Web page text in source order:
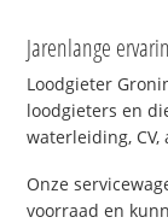
Jarenlange
Loodgieter
loodgieters en
waterleiding,
Onze
voorraad en